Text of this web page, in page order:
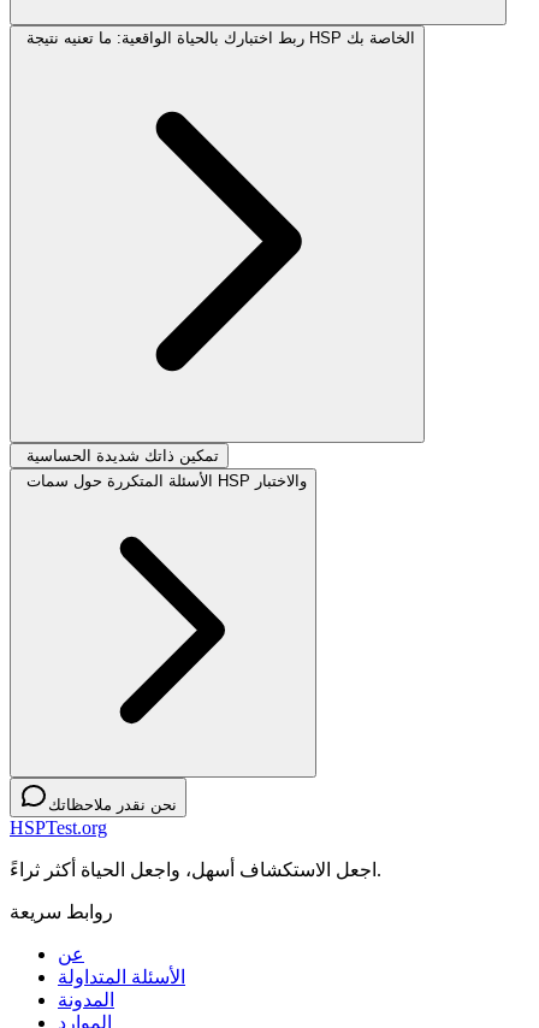
ربط اختبارك بالحياة الواقعية: ما تعنيه نتيجة HSP الخاصة بك
تمكين ذاتك شديدة الحساسية
الأسئلة المتكررة حول سمات HSP والاختبار
نحن نقدر ملاحظاتك
HSPTest.org
اجعل الاستكشاف أسهل، واجعل الحياة أكثر ثراءً.
روابط سريعة
عن
الأسئلة المتداولة
المدونة
الموارد